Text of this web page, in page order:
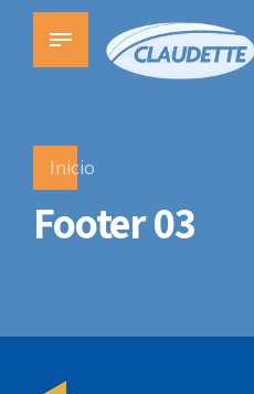
Inicio
Footer 03